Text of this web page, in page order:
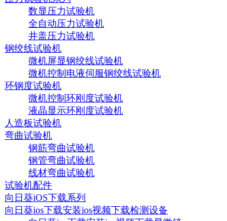
数显压力试验机
全自动压力试验机
井盖压力试验机
钢绞线试验机
微机屏显钢绞线试验机
微机控制电液伺服钢绞线试验机
环钢度试验机
微机控制环刚度试验机
液晶显示环刚度试验机
人造板试验机
弯曲试验机
钢筋弯曲试验机
钢管弯曲试验机
线材弯曲试验机
试验机配件
向日葵iOS下载系列
向日葵ios下载安装ios视频下载检测设备